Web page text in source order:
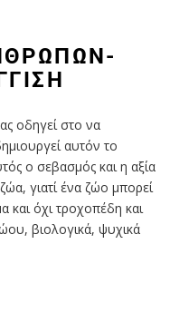
οδηγεί στο να
αυτόν το
ο σεβασμός και η αξία
γιατί ένα ζώο μπορεί
και όχι τροχοπέδη και
βιολογικά, ψυχικά